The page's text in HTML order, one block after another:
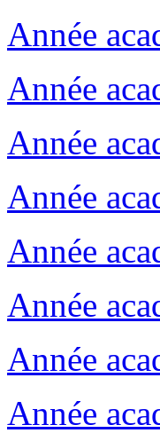
Année
Année
Année
Année
Année
Année
Année
Année